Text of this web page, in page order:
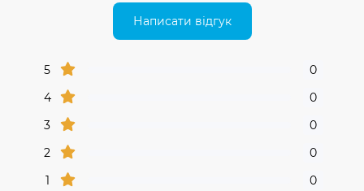
Написати відгук
5
0
4
0
3
0
2
0
1
0